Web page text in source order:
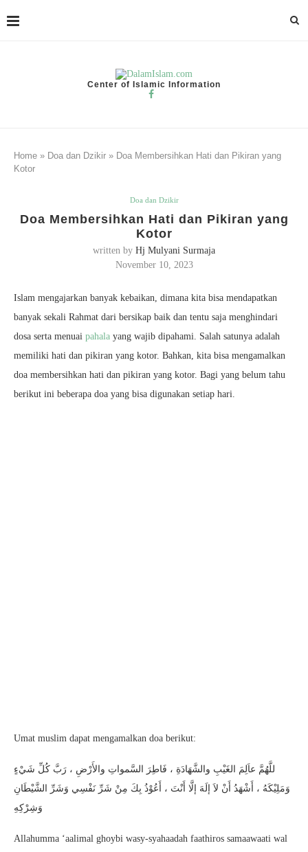
Center of Islamic Information
Home » Doa dan Dzikir » Doa Membersihkan Hati dan Pikiran yang
Kotor
Doa dan Dzikir
Doa Membersihkan Hati dan Pikiran yang
Kotor
written by Hj Mulyani Surmaja
November 10, 2023
Islam mengajarkan banyak kebaikan, dimana kita bisa mendapatkan
banyak sekali Rahmat dari bersikap baik dan tentu saja menghindari
dosa serta menuai pahala yang wajib dipahami. Salah satunya adalah
memiliki hati dan pikiran yang kotor. Bahkan, kita bisa mengamalkan
doa membersihkan hati dan pikiran yang kotor. Bagi yang belum tahu
berikut ini beberapa doa yang bisa digunakan setiap hari.
Umat muslim dapat mengamalkan doa berikut:
للَّهُمَّ عاَلِمَ الغَيْبِ والشَّهَادَةِ ، فَاطِرَ السَّمواتِ والأَرْضِ ، رَبَّ كُلِّ شَيْءٍ
وَمَلِيْكَهُ ، أَشْهَدُ أَنْ لاَ إلَهَ إلَّا أَنْتَ ، أَعُوْذُ بِكَ مِنْ شَرِّ نَفْسِي وَشَرِّ الشَّيْطَانِ
وَشِرْكِهِ
Allahumma ‘aalimal ghoybi wasy-syahaadah faathiros samaawaati wal